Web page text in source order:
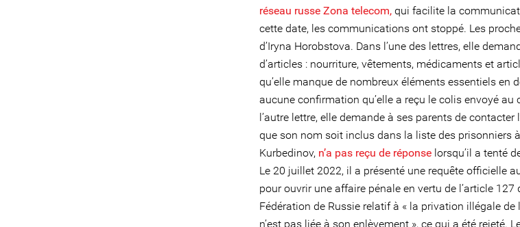
réseau russe Zona telecom, qui facilite la
cette date, les communications ont stoppé. Les
d’Iryna Horobstova. Dans l’une des lettres, elle
d’articles : nourriture, vêtements, médicaments et
qu’elle manque de nombreux éléments essentiels en
aucune confirmation qu’elle a reçu le colis envoyé au
l’autre lettre, elle demande à ses parents de
que son nom soit inclus dans la liste des prisonniers
Kurbedinov, n’a pas reçu de réponse lorsqu’il a tenté
Le 20 juillet 2022, il a présenté une requête officielle
pour ouvrir une affaire pénale en vertu de l’article 127
Fédération de Russie relatif à « la privation illégale de
n’est pas liée à son enlèvement », ce qui a été rejeté.